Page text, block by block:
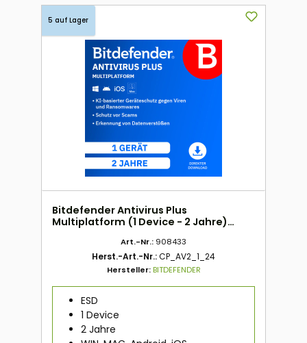
5 auf Lager
Bitdefender Antivirus Plus
Multiplatform (1 Device - 2 Jahre)
Art.-Nr.: 908433
Herst.-Art.-Nr.:CP_AV2_1_24
Hersteller:BITDEFENDER
ESD
1 Device
2 Jahre